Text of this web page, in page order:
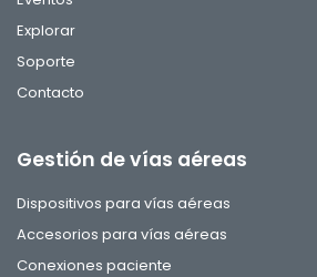
Explorar
Soporte
Contacto
Gestión de vías aéreas
Dispositivos para vías aéreas
Accesorios para vías aéreas
Conexiones paciente